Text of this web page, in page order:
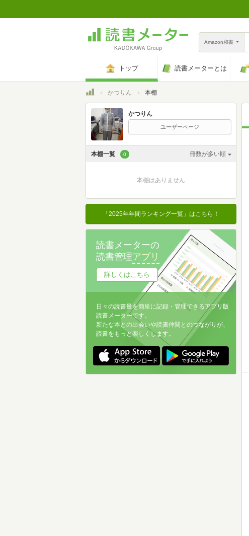
Amazon和書
トップ 読書メーターとは
トップかつりん 本棚
かつりん
ユーザーページ
本棚一覧 0 冊数が多い順
登録日時が新しい順
登録日時が古い順
名前昇順
名前降順
冊数が多い順
冊数が少ない順
本棚はありません
「2025年年間ランキング一覧」はこちら！
読書メーターの
読書管理アプリ
詳しくはこちら
日々の読書量を簡単に記録・管理できるアプリ版
読書メーターです。
新たな本との出会いや読書仲間とのつながりが、
読書をもっと楽しくします。